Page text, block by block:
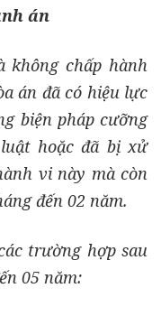
án
không chấp hành
án đã có hiệu lực
biện pháp cưỡng
hoặc đã bị xử
vi này mà còn
đến 02 năm.
trường hợp sau
05 năm: